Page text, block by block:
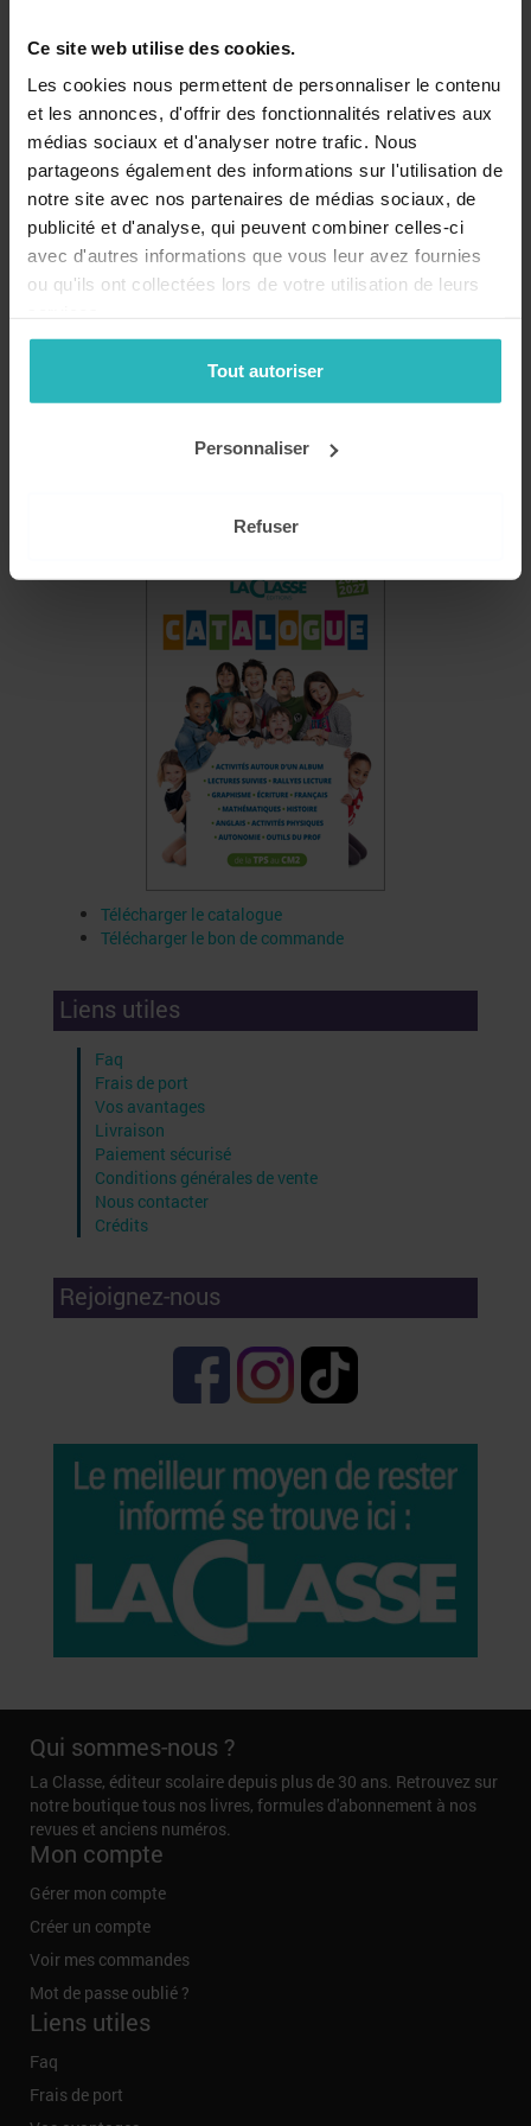
Ce site web utilise des cookies.
Les cookies nous permettent de personnaliser le contenu
et les annonces, d'offrir des fonctionnalités relatives aux
médias sociaux et d'analyser notre trafic. Nous
partageons également des informations sur l'utilisation de
notre site avec nos partenaires de médias sociaux, de
publicité et d'analyse, qui peuvent combiner celles-ci
avec d'autres informations que vous leur avez fournies
ou qu'ils ont collectées lors de votre utilisation de leurs
Tout autoriser
Personnaliser
Refuser
Restez informé!
Recevez nos conseils, actualités et promotions par email
Mon compte
Télécharger le catalogue
Télécharger le bon de commande
Liens utiles
Faq
Frais de port
Vos avantages
Livraison
Paiement sécurisé
Conditions générales de vente
Nous contacter
Crédits
Rejoignez-nous
Qui sommes-nous ?
La Classe, éditeur scolaire depuis plus de 30 ans. Retrouvez sur
notre boutique tous nos livres, formules d'abonnement à nos
revues et anciens numéros.
Mon compte
Gérer mon compte
Créer un compte
Voir mes commandes
Mot de passe oublié ?
Liens utiles
Faq
Frais de port